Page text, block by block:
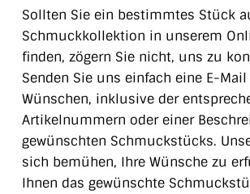
Sollten Sie ein bestimmtes Stück
Schmuckkollektion in unserem
finden, zögern Sie nicht, uns zu
Senden Sie uns einfach eine E-
Wünschen, inklusive der
Artikelnummern oder einer
gewünschten Schmuckstücks.
sich bemühen, Ihre Wünsche zu
Ihnen das gewünschte